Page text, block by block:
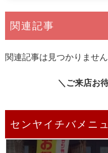
関連記事
関連記事は見つかりません
＼ご来店お
センヤイチバメニ